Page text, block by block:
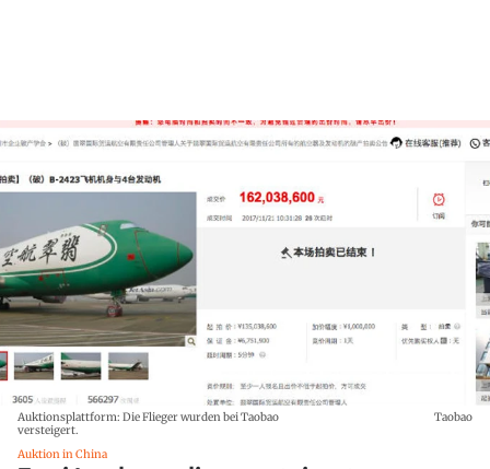
Auktionsplattform: Die Flieger wurden bei Taobao
versteigert.
Taobao
Auktion in China